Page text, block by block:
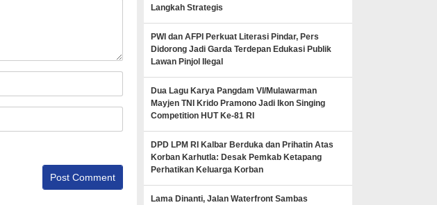
Langkah Strategis
PWI dan AFPI Perkuat Literasi Pindar, Pers
Didorong Jadi Garda Terdepan Edukasi Publik
Lawan Pinjol Ilegal
Dua Lagu Karya Pangdam VI/Mulawarman
Mayjen TNI Krido Pramono Jadi Ikon Singing
Competition HUT Ke-81 RI
DPD LPM RI Kalbar Berduka dan Prihatin Atas
Korban Karhutla: Desak Pemkab Ketapang
Perhatikan Keluarga Korban
Lama Dinanti, Jalan Waterfront Sambas